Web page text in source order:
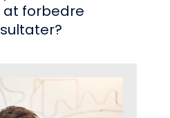
forbedre